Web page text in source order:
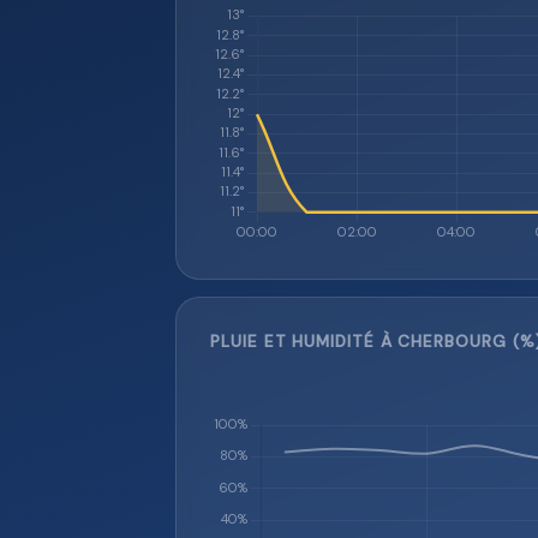
PLUIE ET HUMIDITÉ À CHERBOURG